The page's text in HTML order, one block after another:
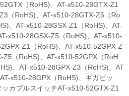
（RoHS)、AT-x510-28GTX-Z1
（RoHS)、AT-x510-28GTX-Z5（Ro
、AT-x510-28GSX-Z1（RoHS)、AT-
x510-28GSX-Z5（RoHS)、AT-x510-
Z1（RoHS)、AT-x510-52GPX-Z
（RoHS)、AT-x510-52GPX（RoH
、AT-x510-28GPX-Z3（RoHS)、AT
x510-28GPX（RoHS)、ギガビッ
カブルスイッチAT-x510-52GTX-Z1